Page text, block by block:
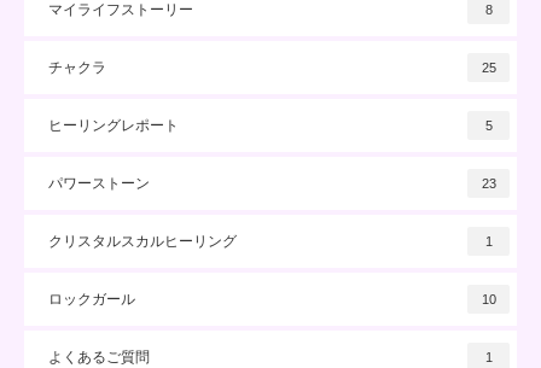
マイライフストーリー 8
チャクラ 25
ヒーリングレポート 5
パワーストーン 23
クリスタルスカルヒーリング 1
ロックガール 10
よくあるご質問 1